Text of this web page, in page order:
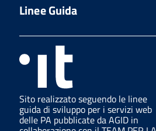
Linee Guida
Sito realizzato seguendo le linee
guida di sviluppo per i servizi web
delle PA pubblicate da AGID in